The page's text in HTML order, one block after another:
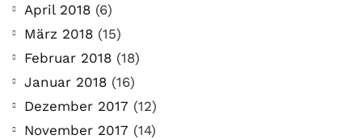
April 2018 (6)
März 2018 (15)
Februar 2018 (18)
Januar 2018 (16)
Dezember 2017 (12)
November 2017 (14)